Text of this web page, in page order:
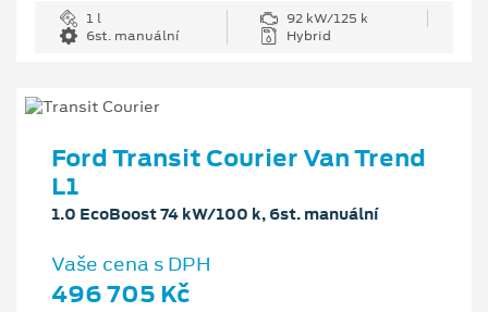
1 l
92 kW/125 k
6st. manuální
Hybrid
Ford Transit Courier Van Trend
L1
1.0 EcoBoost 74 kW/100 k, 6st. manuální
Vaše cena s DPH
496 705 Kč